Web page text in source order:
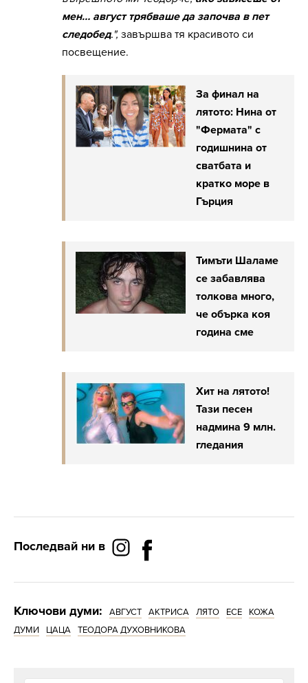
мен… август трябваше да започва в пет
следобед.", завършва тя красивото си
посвещение.
За финал на
лятото: Нина от
"Фермата" с
годишнина от
сватбата и
кратко море в
Гърция
Тимъти Шаламе
се забавлява
толкова много,
че обърка коя
година сме
Хит на лятото!
Тази песен
надмина 9 млн.
гледания
Последвай ни в
Ключови думи: АВГУСТ АКТРИСА ЛЯТО ЕСЕ
КОЖА
ДУМИ
ЦАЦА ТЕОДОРА ДУХОВНИКОВА